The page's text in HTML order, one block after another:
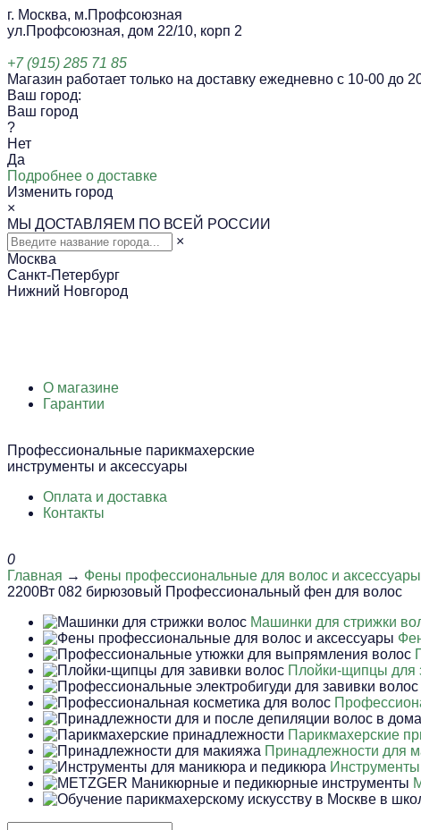
г. Москва, м.Профсоюзная
ул.Профсоюзная, дом 22/10, корп 2
+7 (915) 285 71 85
Магазин работает только на доставку ежедневно с 10-00 до
Ваш город:
Ваш город
?
Нет
Да
Подробнее о доставке
Изменить город
×
МЫ ДОСТАВЛЯЕМ ПО ВСЕЙ РОССИИ
×
Москва
Санкт-Петербург
Нижний Новгород
О магазине
Гарантии
Профессиональные парикмахерские
инструменты и аксессуары
Оплата и доставка
Контакты
0
Главная → Фены профессиональные для волос и аксессуары
2200Вт 082 бирюзовый Профессиональный фен для волос
Машинки для стрижки
Плойки-щипцы для
Парикмахерские
Принадлежности для